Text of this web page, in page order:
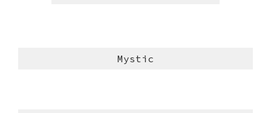
Mystic